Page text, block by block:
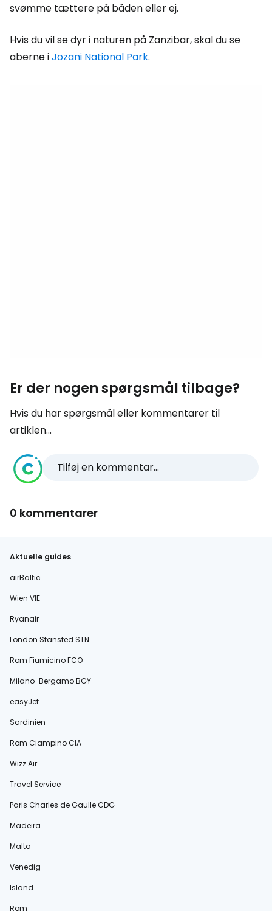
svømme tættere på båden eller ej.
Hvis du vil se dyr i naturen på Zanzibar, skal du se
aberne iJozani National Park.
Er der nogen spørgsmål tilbage?
Hvis du har spørgsmål eller kommentarer til
artiklen...
Tilføj en kommentar...
0 kommentarer
Aktuelle guides
airBaltic
Wien VIE
Ryanair
London Stansted STN
Rom Fiumicino FCO
Milano-Bergamo BGY
easyJet
Sardinien
Rom Ciampino CIA
Wizz Air
Travel Service
Paris Charles de Gaulle CDG
Madeira
Malta
Venedig
Island
Rom